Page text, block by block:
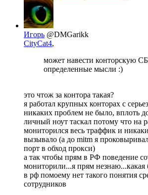
Игорь @DMGarikk
CityCat4,
может навести конторскую
определенные мысли :)
это чтож за контора такая?
я работал крупных конторах с
никаких проблем не было, вплоть
личный ноут таскал потому что на
мониторился весь траффик и
вызывало (а до mitm я
порт в обход прокси)
а так чтобы прям в РФ поведение
мониторили...я прям незнаю...какая
в рф помоему нет такого понятия
сотрудников